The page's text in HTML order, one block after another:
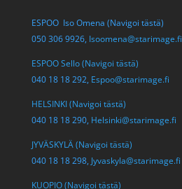
ESPOO Iso Omena (Navigoi tästä)
050 306 9926, Isoomena@starimage.fi
ESPOO Sello (Navigoi tästä)
040 18 18 292, Espoo@starimage.fi
HELSINKI (Navigoi tästä)
040 18 18 290, Helsinki@starimage.fi
JYVÄSKYLÄ (Navigoi tästä)
040 18 18 298, Jyvaskyla@starimage.fi
KUOPIO (Navigoi tästä)